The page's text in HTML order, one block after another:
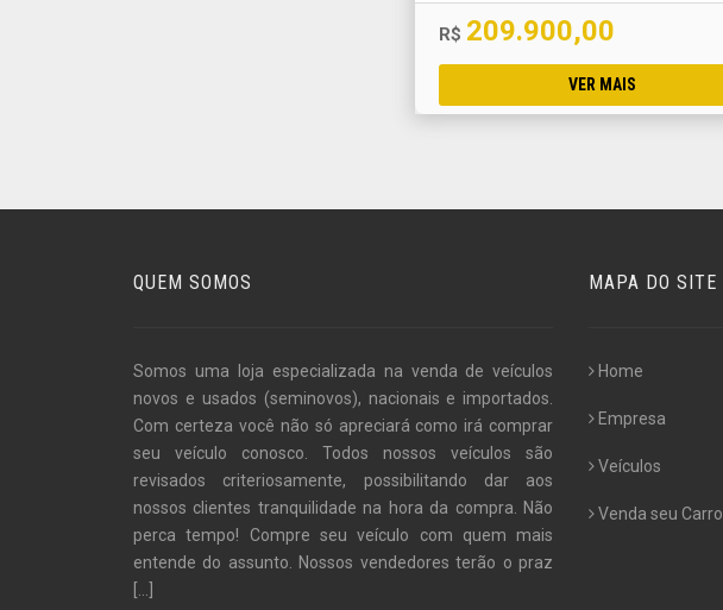
R$ 209.900,00
VER MAIS
QUEM SOMOS
Somos uma loja especializada na venda de veículos
novos e usados (seminovos), nacionais e importados.
Com certeza você não só apreciará como irá comprar
seu veículo conosco. Todos nossos veículos são
revisados criteriosamente, possibilitando dar aos
nossos clientes tranquilidade na hora da compra. Não
perca tempo! Compre seu veículo com quem mais
entende do assunto. Nossos vendedores terão o praz
[...]
MAPA DO SITE
Home
Empresa
Veículos
Venda seu Carro